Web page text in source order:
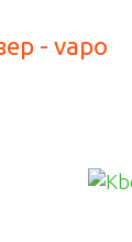
- vapo